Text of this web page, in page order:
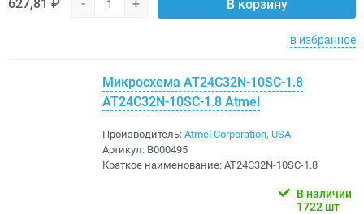
627,81 ₽ - + В корзину
в избранное
Микросхема AT24C32N-10SC-1.8
AT24C32N-10SC-1.8 Atmel
Производитель: Atmel Corporation, USA
Артикул: B000495
Краткое наименование: AT24C32N-10SC-1.8
В наличии
1722 шт